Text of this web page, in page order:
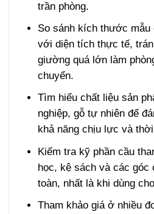
trần phòng.
So sánh kích thước mẫu
với diện tích thực tế,
giường quá lớn làm
chuyển.
Tìm hiểu chất liệu sản
nghiệp, gỗ tự nhiên để
khả năng chịu lực và
Kiểm tra kỹ phần cầu
học, kệ sách và các góc
toàn, nhất là khi dùng
Tham khảo giá ở nhiều